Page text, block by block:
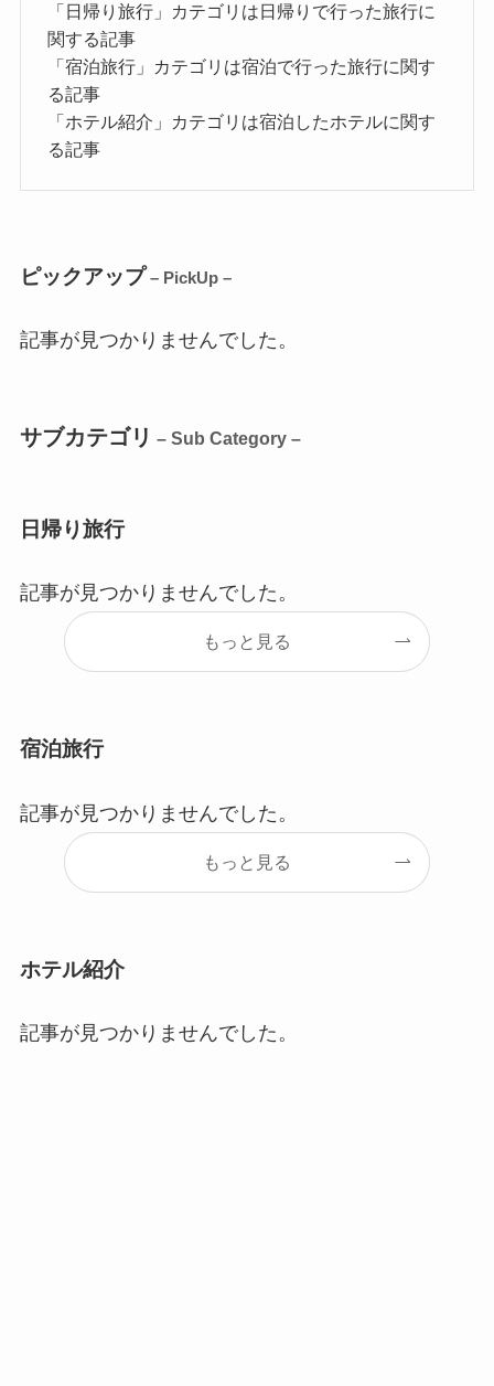
「日帰り旅行」カテゴリは日帰りで行った旅行に
関する記事
「宿泊旅行」カテゴリは宿泊で行った旅行に関す
る記事
「ホテル紹介」カテゴリは宿泊したホテルに関す
る記事
ピックアップ – PickUp –
記事が見つかりませんでした。
サブカテゴリ – Sub Category –
日帰り旅行
記事が見つかりませんでした。
もっと見る
宿泊旅行
記事が見つかりませんでした。
もっと見る
ホテル紹介
記事が見つかりませんでした。